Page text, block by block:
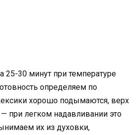
25-30 минут при температуре
определяем по
хорошо подымаются, верх
— при легком надавливании это
их из духовки,